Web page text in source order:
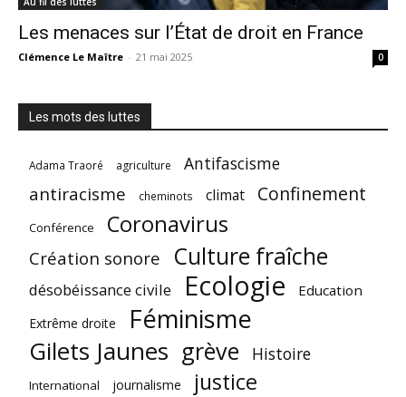
Les menaces sur l’État de droit en France
Clémence Le Maître - 21 mai 2025 0
Les mots des luttes
Adama Traoré agriculture Antifascisme
antiracisme cheminots climat Confinement
Conférence Coronavirus
Création sonore Culture fraîche
désobéissance civile Ecologie Education
Extrême droite Féminisme
Gilets Jaunes grève Histoire
International journalisme justice